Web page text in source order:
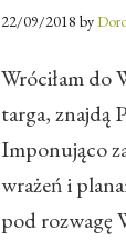
22/09/2018 by
Wróciłam do
targa, znajdą
Imponująco
wrażeń i
pod rozwagę